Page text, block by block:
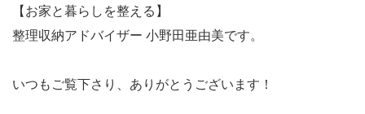
【お家と暮らしを整える】
整理収納アドバイザー 小野田亜由美です。
いつもご覧下さり、ありがとうございます！